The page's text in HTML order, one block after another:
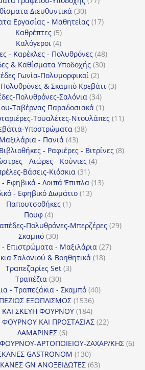
Διευθυντικά 3030
προϊόντα
Εργασίας - Μαθητείας 1717
Καθρέπτες 55
προϊόντα
Καλόγεροι 44
προϊόντα
- Καρέκλες - Πολυθρόνες 4848
προϊόντα
& Καθίσματα Υποδοχής 3030
Γωνία-Πολυμορφικοί 22
προϊόντα
& Σκαμπό Κρεβάτι 33
Πολυθρόνες-Σαλόνια 3434
προϊόντα
Ταβέρνας Παραδοσιακά 11
προϊόν
Τουαλέτες-Ντουλάπες 1111
Υποστρώματα 3838
Μαξιλάρια - Πανιά 4343
προϊόντα
- Ραφιέρες - Βιτρίνες 88
- Αιώρες - Κούνιες 44
Βάσεις-Κιόσκια 3131
προϊόντα
- Εφηβικά - Λοιπά Έπιπλα 1313
- Εφηβικό Δωμάτιο 1313
Παπουτσοθήκες 11
Πουφ 44
προϊόντα
Πολυθρόνες-Μπερζέρες 2929
Σκαμπό 3030
προϊόντα
Επιστρώματα - Μαξιλάρια 2727
Σαλονιού & Βοηθητικά 1818
Τραπεζαρίες Set 33
Τραπέζια 3030
προϊόντα
- Τραπεζάκια - Σκαμπό 4040
ΕΞΟΠΛΙΣΜΟΣ 15361536
προϊόντα
ΚΑΙ ΣΚΕΥΗ ΦΟΥΡΝΟΥ 184184
προϊόντα
ΦΟΥΡΝΟΥ ΚΑΙ ΠΡΟΣΤΑΣΙΑΣ 2222
ΛΑΜΑΡΙΝΕΣ 66
προϊόντα
ΑΡΤΟΠΟΙΕΙΟΥ-ΖΑΧΑΡ/ΚΗΣ 66
GASTRONOM 130130
προϊόντα
GN ΑΝΟΞΕΙΔΩΤΕΣ 6363